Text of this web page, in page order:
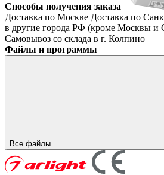
Способы получения заказа
Доставка по Москве Доставка по
в другие города РФ (кроме Москвы и
Самовывоз со склада в г. Колпино
Файлы и программы
Все файлы